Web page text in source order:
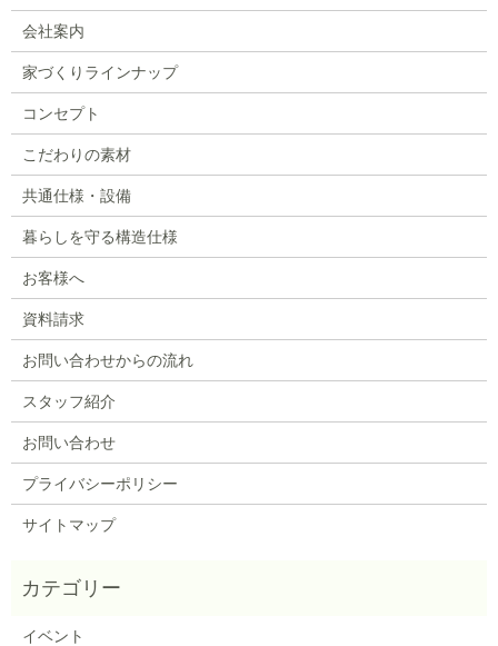
会社案内
家づくりラインナップ
コンセプト
こだわりの素材
共通仕様・設備
暮らしを守る構造仕様
お客様へ
資料請求
お問い合わせからの流れ
スタッフ紹介
お問い合わせ
プライバシーポリシー
サイトマップ
イベント